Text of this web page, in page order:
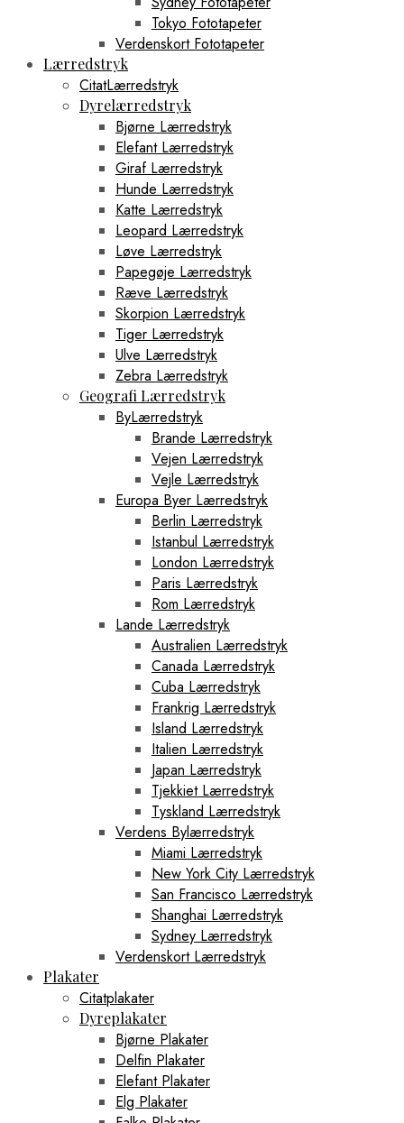
Tokyo Fototapeter
Verdenskort Fototapeter
Lærredstryk
CitatLærredstryk
Dyrelærredstryk
Bjørne Lærredstryk
Elefant Lærredstryk
Giraf Lærredstryk
Hunde Lærredstryk
Katte Lærredstryk
Leopard Lærredstryk
Løve Lærredstryk
Papegøje Lærredstryk
Ræve Lærredstryk
Skorpion Lærredstryk
Tiger Lærredstryk
Ulve Lærredstryk
Zebra Lærredstryk
Geografi Lærredstryk
ByLærredstryk
Brande Lærredstryk
Vejen Lærredstryk
Vejle Lærredstryk
Europa Byer Lærredstryk
Berlin Lærredstryk
Istanbul Lærredstryk
London Lærredstryk
Paris Lærredstryk
Rom Lærredstryk
Lande Lærredstryk
Australien Lærredstryk
Canada Lærredstryk
Cuba Lærredstryk
Frankrig Lærredstryk
Island Lærredstryk
Italien Lærredstryk
Japan Lærredstryk
Tjekkiet Lærredstryk
Tyskland Lærredstryk
Verdens Bylærredstryk
Miami Lærredstryk
New York City Lærredstryk
San Francisco Lærredstryk
Shanghai Lærredstryk
Sydney Lærredstryk
Verdenskort Lærredstryk
Plakater
Citatplakater
Dyreplakater
Bjørne Plakater
Delfin Plakater
Elefant Plakater
Elg Plakater